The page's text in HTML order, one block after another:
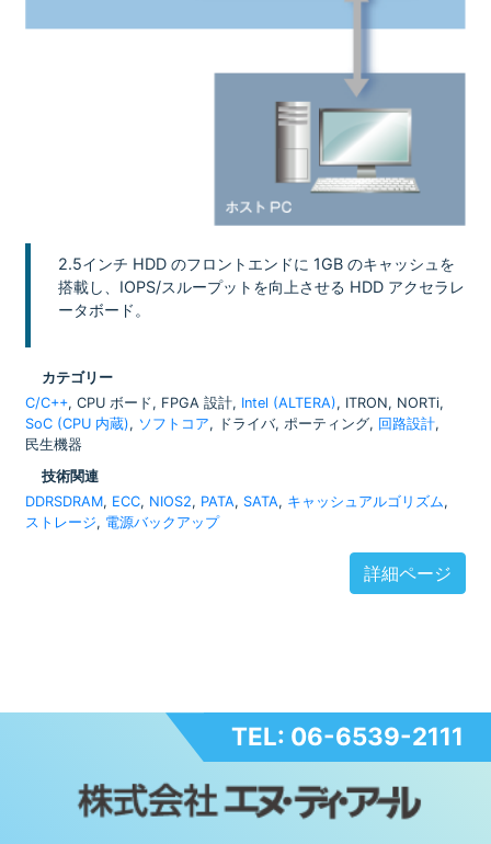
2.5インチ HDD のフロントエンドに 1GB のキャッシュを
搭載し、IOPS/スループットを向上させる HDD アクセラレ
ータボード。
カテゴリー
C/C++, CPU ボード, FPGA 設計, Intel (ALTERA), ITRON, NORTi,
SoC (CPU 内蔵), ソフトコア, ドライバ, ポーティング, 回路設計,
民生機器
技術関連
DDRSDRAM, ECC, NIOS2, PATA, SATA, キャッシュアルゴリズム,
ストレージ, 電源バックアップ
詳細ページ
TEL: 06-6539-2111